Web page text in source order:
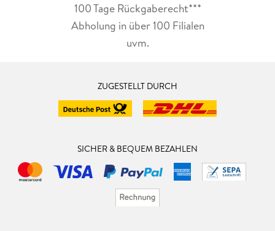
100 Tage Rückgaberecht***
Abholung in über 100 Filialen
uvm.
ZUGESTELLT DURCH
SICHER & BEQUEM BEZAHLEN